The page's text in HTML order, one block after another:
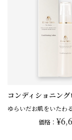
コンディショニン
ゆらいだお肌をいたわる
価格：